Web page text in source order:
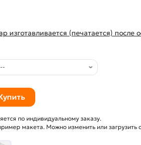
изготавливается (печатается) после
по индивидуальному заказу.
макета. Можно изменить или загрузить